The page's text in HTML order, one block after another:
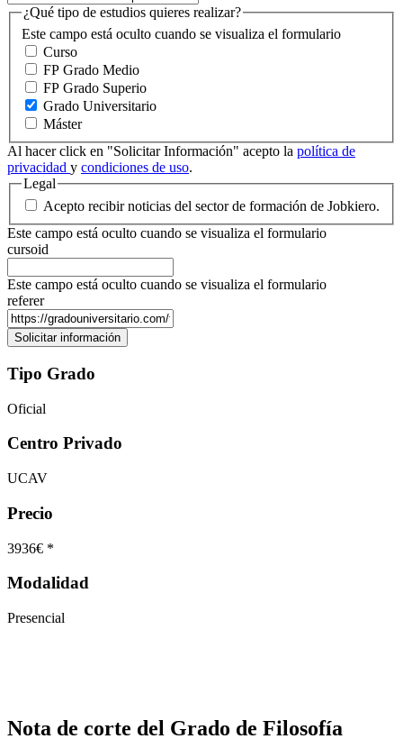
Este campo está oculto cuando se visualiza el formulario
¿Qué tipo de estudios quieres realizar?
Curso
FP Grado Medio
FP Grado Superio
Grado Universitario
Máster
Al hacer click en "Solicitar Información" acepto la política de
privacidad y condiciones de uso.
Legal
Acepto recibir noticias del sector de formación de Jobkiero.
Este campo está oculto cuando se visualiza el formulario
cursoid
Este campo está oculto cuando se visualiza el formulario
referer
Tipo Grado
Oficial
Centro Privado
UCAV
Precio
3936€ *
Modalidad
Presencial
Nota de corte del Grado de Filosofía